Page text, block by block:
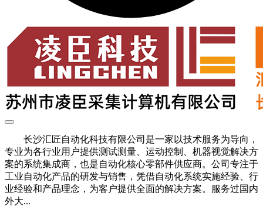
长沙汇匠自动化科技有限公司是一家以技术服务为导向，
专业为各行业用户提供测试测量、运动控制、机器视觉解决方
案的系统集成商，也是自动化核心零部件供应商。公司专注于
工业自动化产品的研发与销售，凭借自动化系统实施经验、行
业经验和产品理念，为客户提供全面的解决方案。服务过国内
外大...